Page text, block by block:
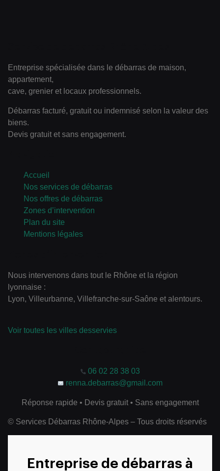
Entreprise spécialisée dans le débarras de maison,
appartement,
cave, grenier et locaux professionnels.
Débarras facturé, gratuit ou indemnisé selon la valeur des
biens.
Devis gratuit et sans engagement.
Accueil
Nos services de débarras
Nos offres de débarras
Zones d’intervention
Plan du site
Mentions légales
Nous intervenons dans tout le Rhône et la région
lyonnaise :
Lyon, Villeurbanne, Villefranche-sur-Saône et alentours.
Voir toutes les villes desservies
06 02 28 38 03
renna.debarras@gmail.com
Réponse rapide • Devis gratuit • Sans engagement
© Services Débarras Rhône-Alpes – Tous droits réservés
Entreprise de débarras à